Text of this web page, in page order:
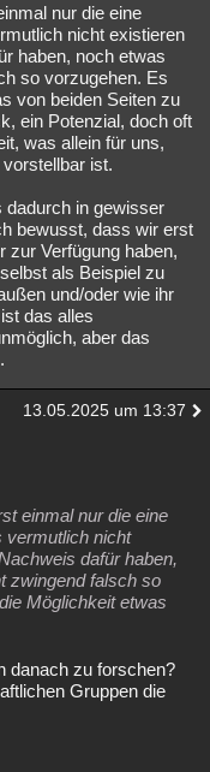
nur die eine
nicht existieren
haben, noch etwas
so vorzugehen. Es
von beiden Seiten zu
ein Potenzial, doch oft
was allein für uns,
ist.
dadurch in gewisser
bewusst, dass wir erst
zur Verfügung haben,
als Beispiel zu
und/oder wie ihr
das alles
aber das
13.05.2025 um 13:37
einmal nur die eine
vermutlich nicht
dafür haben,
zwingend falsch so
Möglichkeit etwas
danach zu forschen?
Gruppen die